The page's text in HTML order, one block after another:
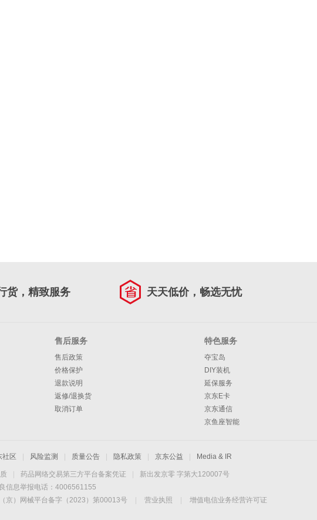
货，精致服务 天天低价，畅选无忧
售后服务
售后政策
价格保护
退款说明
返修/退换货
取消订单
特色服务
夺宝岛
DIY装机
延保服务
京东E卡
京东通信
京鱼座智能
社区 风险监测 质量公告 隐私政策 京东公益 Media & IR
药品网络交易第三方平台备案凭证
新出发京零 字第大120007号
信息举报电话：4006561155
京）网械平台备字（2023）第00013号 营业执照
增值电信业务经营许可证